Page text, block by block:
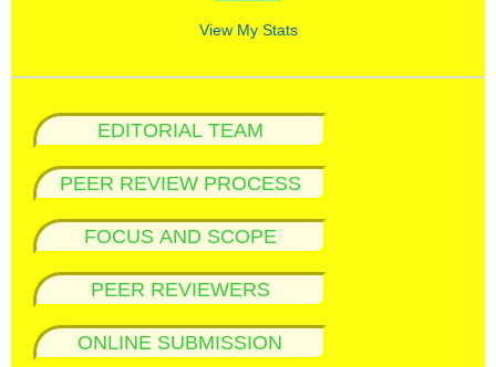
View My Stats
EDITORIAL TEAM
PEER REVIEW PROCESS
FOCUS AND SCOPE
PEER REVIEWERS
ONLINE SUBMISSION